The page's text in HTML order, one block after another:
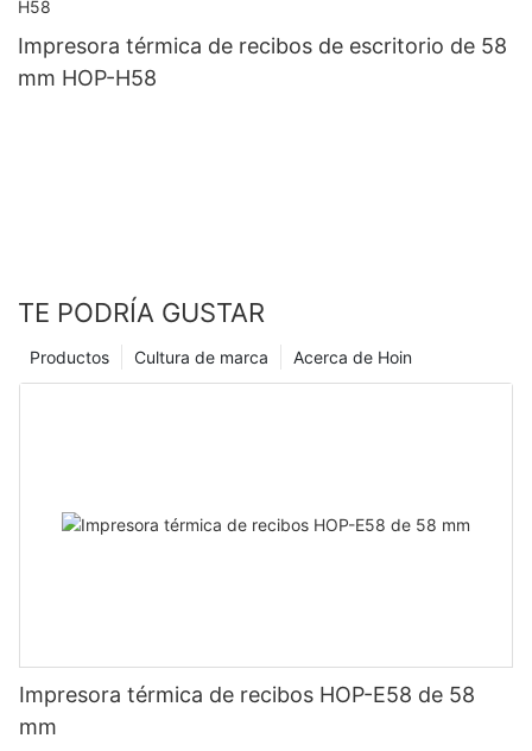
Impresora térmica de recibos de escritorio de 58
mm HOP-H58
TE PODRÍA GUSTAR
Acerca de Hoin
Cultura de marca
Productos
Impresora térmica de recibos HOP-E58 de 58
mm